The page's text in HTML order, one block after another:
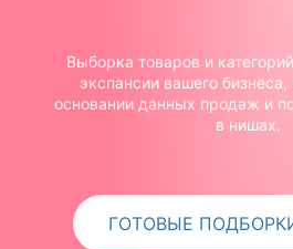
Выборка товаров и
экспансии вашего
основании данных продаж и
в нишах.
ГОТОВЫЕ